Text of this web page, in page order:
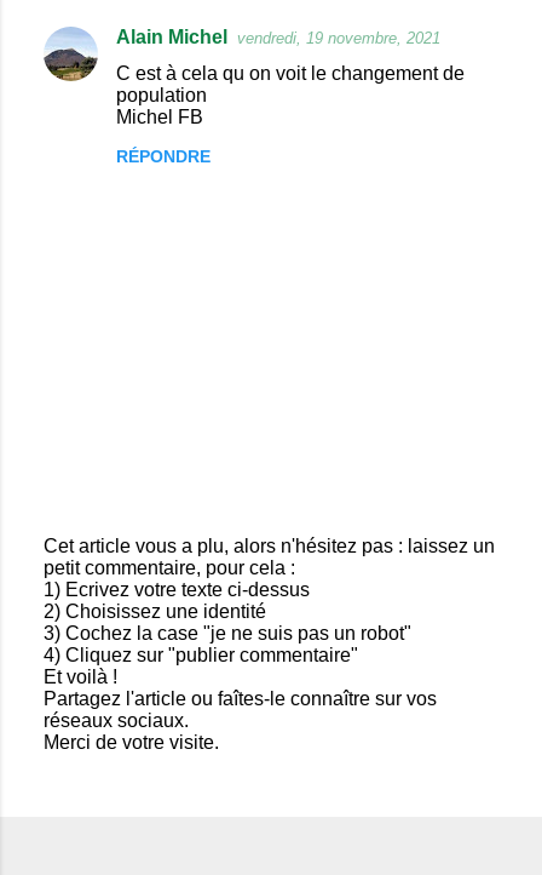
C
Alain Michel vendredi, 19 novembre, 2021
C est à cela qu on voit le changement de
population
Michel FB
RÉPONDRE
E
n
r
e
g
i
s
t
r
Cet article vous a plu, alors n'hésitez pas : laissez un
petit commentaire, pour cela :
1) Ecrivez votre texte ci-dessus
2) Choisissez une identité
3) Cochez la case "je ne suis pas un robot"
4) Cliquez sur "publier commentaire"
Et voilà !
Partagez l'article ou faîtes-le connaître sur vos
réseaux sociaux.
Merci de votre visite.